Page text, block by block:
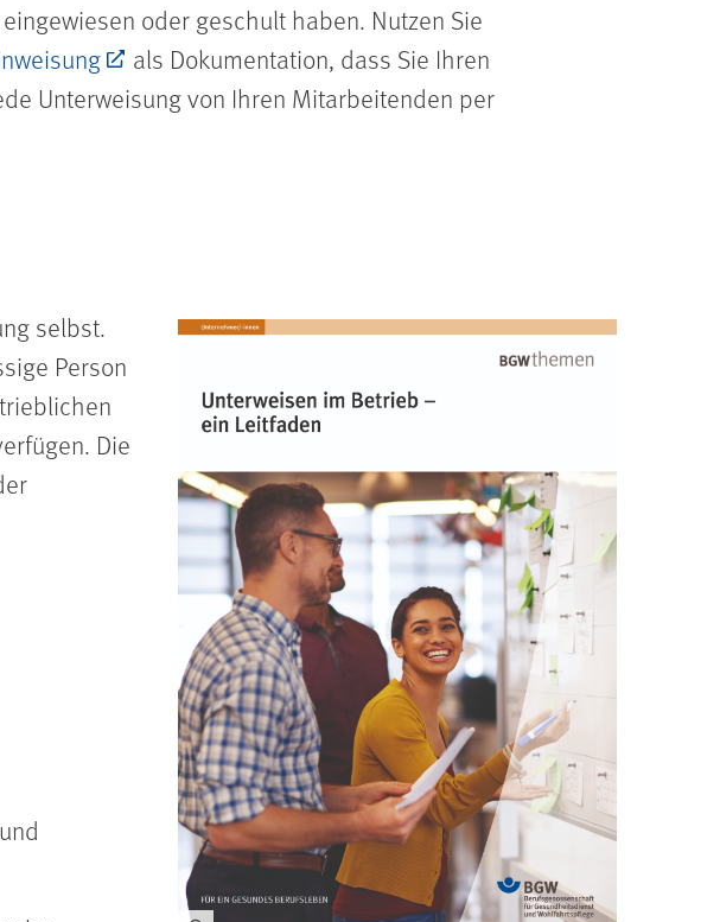
oder geschult haben. Nutzen Sie
als Dokumentation, dass Sie Ihren
Unterweisung von Ihren Mitarbeitenden per
selbst.
Person
Die